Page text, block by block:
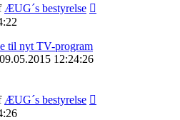
ÆUG´s bestyrelse
til nyt TV-program
12:24:26
ÆUG´s bestyrelse